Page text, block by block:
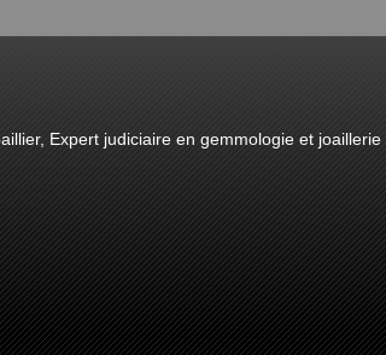
Expert judiciaire en gemmologie et joaillerie